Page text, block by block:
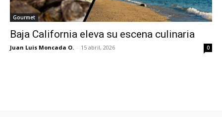
Gourmet
Baja California eleva su escena culinaria
Juan Luis Moncada O. - 15 abril, 2026 0